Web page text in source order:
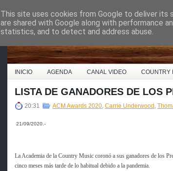
Country Music España
INICIO AGENDA CANAL VIDEO COUNTRY
LISTA DE GANADORES DE LOS
20:31 ACM Awards 2020, Carrie Underwood ,
21/09/2020.-
La Academia de la Country Music coronó a sus ganadores de los
cinco meses más tarde de lo habitual debido a la pandemia.
This site uses cookies from Google to deliver its
are shared with Google along with performance
statistics, and to detect and address abuse.